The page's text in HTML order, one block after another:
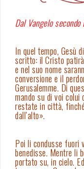
Dal Vangelo
In quel tempo, Gesù
scritto: il Cristo
e nel suo nome
conversione e il
Gerusalemme. Di
mando su di voi colui
restate in città,
dall’alto».
Poi li condusse fuori
benedisse. Mentre li
portato su, in cielo.